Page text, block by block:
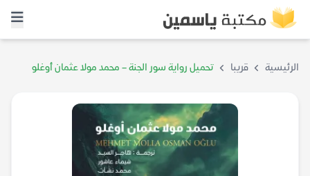
الرئيسية قريبا تحميل رواية سور الجنة – محمد مولا عثمان أوغلو